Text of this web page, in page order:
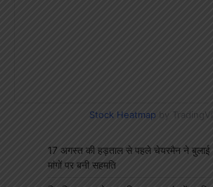
Stock Heatmap by
17 अगस्त की हड़ताल से पहले चेयरमैन ने बुलाई
मांगों पर बनी सहमति